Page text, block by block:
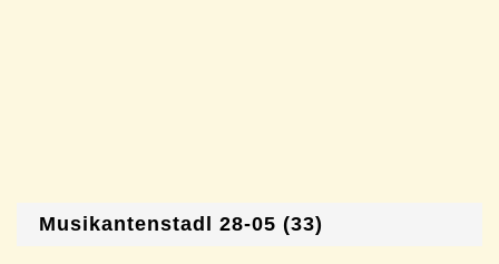
Musikantenstadl 28-05 (33)